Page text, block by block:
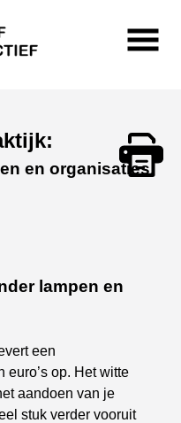
en organisaties
lampen en
een
op. Het witte
aandoen van je
stuk verder vooruit